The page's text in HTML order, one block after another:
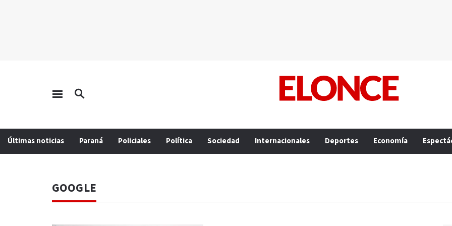
Últimas noticias Paraná Policiales Política Sociedad Internacionales Deportes Economía
GOOGLE